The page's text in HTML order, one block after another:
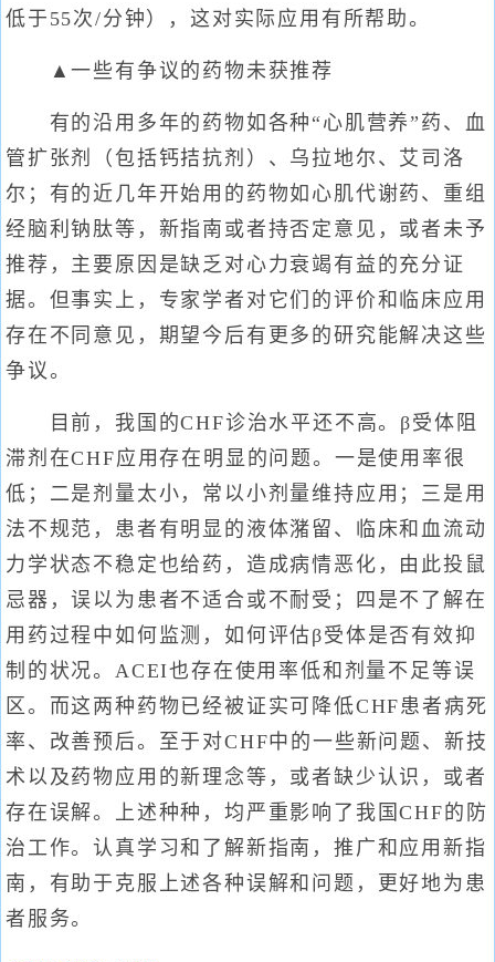
低于55次/分钟），这对实际应用有所帮助。
▲一些有争议的药物未获推荐
有的沿用多年的药物如各种“心肌营养”药、血
管扩张剂（包括钙拮抗剂）、乌拉地尔、艾司洛
尔；有的近几年开始用的药物如心肌代谢药、重组
经脑利钠肽等，新指南或者持否定意见，或者未予
推荐，主要原因是缺乏对心力衰竭有益的充分证
据。但事实上，专家学者对它们的评价和临床应用
存在不同意见，期望今后有更多的研究能解决这些
争议。
目前，我国的CHF诊治水平还不高。β受体阻
滞剂在CHF应用存在明显的问题。一是使用率很
低；二是剂量太小，常以小剂量维持应用；三是用
法不规范，患者有明显的液体潴留、临床和血流动
力学状态不稳定也给药，造成病情恶化，由此投鼠
忌器，误以为患者不适合或不耐受；四是不了解在
用药过程中如何监测，如何评估β受体是否有效抑
制的状况。ACEI也存在使用率低和剂量不足等误
区。而这两种药物已经被证实可降低CHF患者病死
率、改善预后。至于对CHF中的一些新问题、新技
术以及药物应用的新理念等，或者缺少认识，或者
存在误解。上述种种，均严重影响了我国CHF的防
治工作。认真学习和了解新指南，推广和应用新指
南，有助于克服上述各种误解和问题，更好地为患
者服务。